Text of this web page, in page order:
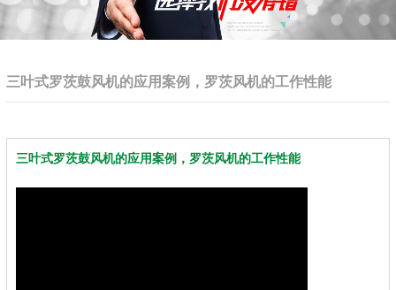
三叶式罗茨鼓风机的应用案例，罗茨风机的工作性能
三叶式罗茨鼓风机的应用案例，罗茨风机的工作性能